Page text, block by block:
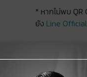
* หากไม่พบ
ยัง Line